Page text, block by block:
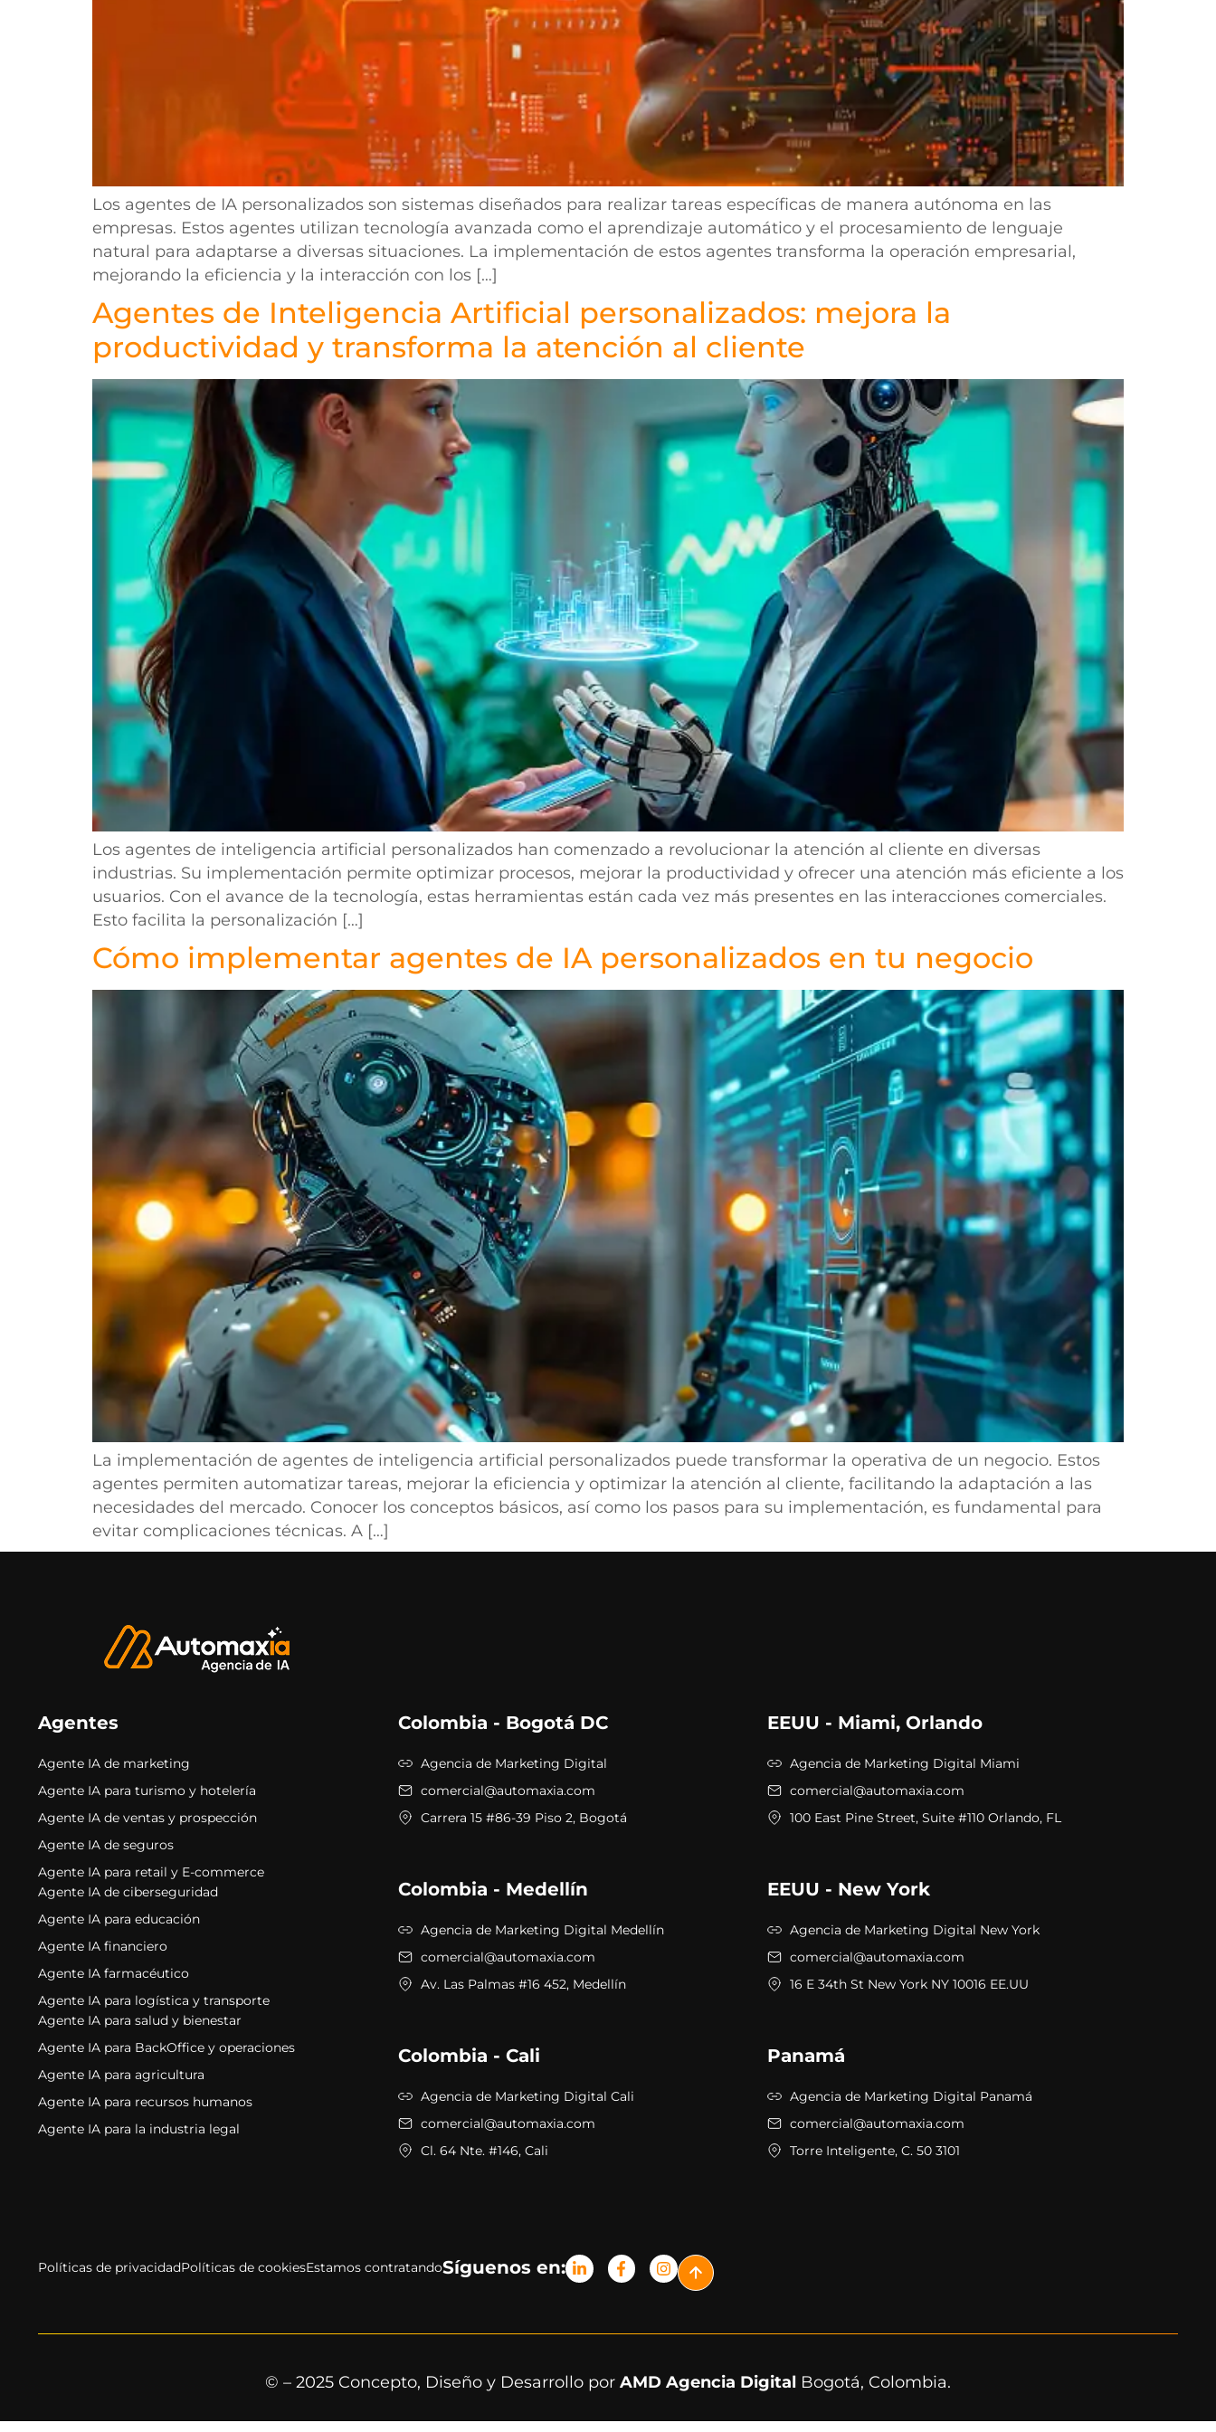
Los agentes de IA personalizados son sistemas diseñados para realizar tareas específicas de manera autónoma en las
empresas. Estos agentes utilizan tecnología avanzada como el aprendizaje automático y el procesamiento de lenguaje
natural para adaptarse a diversas situaciones. La implementación de estos agentes transforma la operación empresarial,
mejorando la eficiencia y la interacción con los […]
Agentes de Inteligencia Artificial personalizados: mejora la
productividad y transforma la atención al cliente
Los agentes de inteligencia artificial personalizados han comenzado a revolucionar la atención al cliente en diversas
industrias. Su implementación permite optimizar procesos, mejorar la productividad y ofrecer una atención más eficiente a los
usuarios. Con el avance de la tecnología, estas herramientas están cada vez más presentes en las interacciones comerciales.
Esto facilita la personalización […]
Cómo implementar agentes de IA personalizados en tu negocio
La implementación de agentes de inteligencia artificial personalizados puede transformar la operativa de un negocio. Estos
agentes permiten automatizar tareas, mejorar la eficiencia y optimizar la atención al cliente, facilitando la adaptación a las
necesidades del mercado. Conocer los conceptos básicos, así como los pasos para su implementación, es fundamental para
evitar complicaciones técnicas. A […]
Agentes
Agente IA de marketing
Agente IA para turismo y hotelería
Agente IA de ventas y prospección
Agente IA de seguros
Agente IA para retail y E-commerce
Agente IA de ciberseguridad
Agente IA para educación
Agente IA financiero
Agente IA farmacéutico
Agente IA para logística y transporte
Agente IA para salud y bienestar
Agente IA para BackOffice y operaciones
Agente IA para agricultura
Agente IA para recursos humanos
Agente IA para la industria legal
Colombia - Bogotá DC
Agencia de Marketing Digital
comercial@automaxia.com
Carrera 15 #86-39 Piso 2, Bogotá
Colombia - Medellín
Agencia de Marketing Digital Medellín
comercial@automaxia.com
Av. Las Palmas #16 452, Medellín
Colombia - Cali
Agencia de Marketing Digital Cali
comercial@automaxia.com
Cl. 64 Nte. #146, Cali
EEUU - Miami, Orlando
Agencia de Marketing Digital Miami
comercial@automaxia.com
100 East Pine Street, Suite #110 Orlando, FL
EEUU - New York
Agencia de Marketing Digital New York
comercial@automaxia.com
16 E 34th St New York NY 10016 EE.UU
Panamá
Agencia de Marketing Digital Panamá
comercial@automaxia.com
Torre Inteligente, C. 50 3101
Políticas de privacidadPolíticas de cookiesEstamos contratandoSíguenos en:
© – 2025 Concepto, Diseño y Desarrollo por AMD Agencia Digital Bogotá, Colombia.